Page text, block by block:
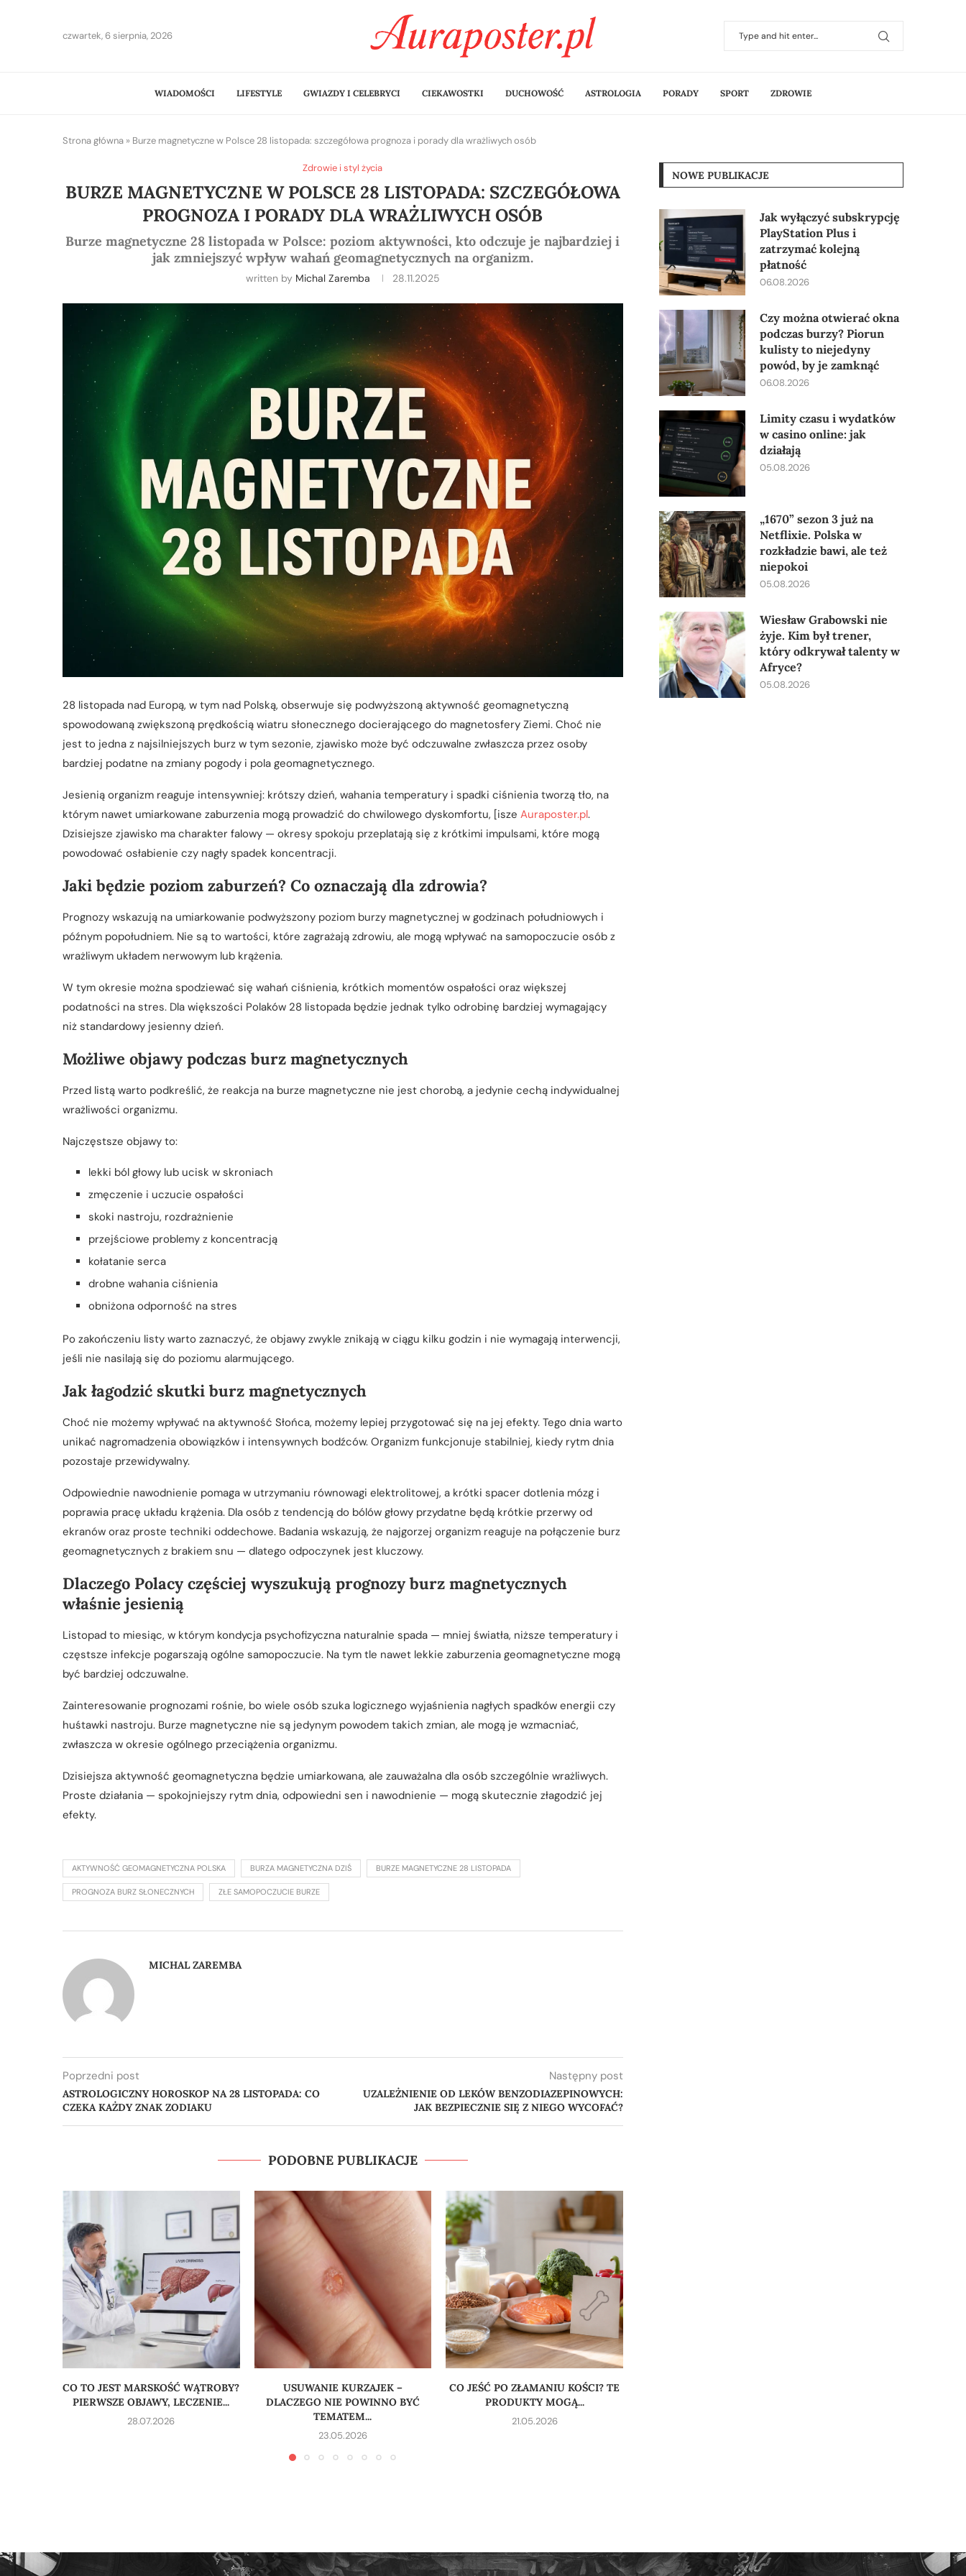
czwartek, 6 sierpnia, 2026
WIADOMOŚCI LIFESTYLE GWIAZDY I CELEBRYCI CIEKAWOSTKI DUCHOWOŚĆ ASTROLOGIA PORADY SPORT ZDROWIE
Strona główna » Burze magnetyczne w Polsce 28 listopada: szczegółowa prognoza i porady dla wrażliwych osób
Zdrowie i styl życia
BURZE MAGNETYCZNE W POLSCE 28 LISTOPADA: SZCZEGÓŁOWA
PROGNOZA I PORADY DLA WRAŻLIWYCH OSÓB
Burze magnetyczne 28 listopada w Polsce: poziom aktywności, kto odczuje je najbardziej i
jak zmniejszyć wpływ wahań geomagnetycznych na organizm.
written by Michal Zaremba 28.11.2025
28 listopada nad Europą, w tym nad Polską, obserwuje się podwyższoną aktywność geomagnetyczną
spowodowaną zwiększoną prędkością wiatru słonecznego docierającego do magnetosfery Ziemi. Choć nie
jest to jedna z najsilniejszych burz w tym sezonie, zjawisko może być odczuwalne zwłaszcza przez osoby
bardziej podatne na zmiany pogody i pola geomagnetycznego.
Jesienią organizm reaguje intensywniej: krótszy dzień, wahania temperatury i spadki ciśnienia tworzą tło, na
którym nawet umiarkowane zaburzenia mogą prowadzić do chwilowego dyskomfortu, [isze Auraposter.pl.
Dzisiejsze zjawisko ma charakter falowy — okresy spokoju przeplatają się z krótkimi impulsami, które mogą
powodować osłabienie czy nagły spadek koncentracji.
Jaki będzie poziom zaburzeń? Co oznaczają dla zdrowia?
Prognozy wskazują na umiarkowanie podwyższony poziom burzy magnetycznej w godzinach południowych i
późnym popołudniem. Nie są to wartości, które zagrażają zdrowiu, ale mogą wpływać na samopoczucie osób z
wrażliwym układem nerwowym lub krążenia.
W tym okresie można spodziewać się wahań ciśnienia, krótkich momentów ospałości oraz większej
podatności na stres. Dla większości Polaków 28 listopada będzie jednak tylko odrobinę bardziej wymagający
niż standardowy jesienny dzień.
Możliwe objawy podczas burz magnetycznych
Przed listą warto podkreślić, że reakcja na burze magnetyczne nie jest chorobą, a jedynie cechą indywidualnej
wrażliwości organizmu.
Najczęstsze objawy to:
lekki ból głowy lub ucisk w skroniach
zmęczenie i uczucie ospałości
skoki nastroju, rozdrażnienie
przejściowe problemy z koncentracją
kołatanie serca
drobne wahania ciśnienia
obniżona odporność na stres
Po zakończeniu listy warto zaznaczyć, że objawy zwykle znikają w ciągu kilku godzin i nie wymagają interwencji,
jeśli nie nasilają się do poziomu alarmującego.
Jak łagodzić skutki burz magnetycznych
Choć nie możemy wpływać na aktywność Słońca, możemy lepiej przygotować się na jej efekty. Tego dnia warto
unikać nagromadzenia obowiązków i intensywnych bodźców. Organizm funkcjonuje stabilniej, kiedy rytm dnia
pozostaje przewidywalny.
Odpowiednie nawodnienie pomaga w utrzymaniu równowagi elektrolitowej, a krótki spacer dotlenia mózg i
poprawia pracę układu krążenia. Dla osób z tendencją do bólów głowy przydatne będą krótkie przerwy od
ekranów oraz proste techniki oddechowe. Badania wskazują, że najgorzej organizm reaguje na połączenie burz
geomagnetycznych z brakiem snu — dlatego odpoczynek jest kluczowy.
Dlaczego Polacy częściej wyszukują prognozy burz magnetycznych
właśnie jesienią
Listopad to miesiąc, w którym kondycja psychofizyczna naturalnie spada — mniej światła, niższe temperatury i
częstsze infekcje pogarszają ogólne samopoczucie. Na tym tle nawet lekkie zaburzenia geomagnetyczne mogą
być bardziej odczuwalne.
Zainteresowanie prognozami rośnie, bo wiele osób szuka logicznego wyjaśnienia nagłych spadków energii czy
huśtawki nastroju. Burze magnetyczne nie są jedynym powodem takich zmian, ale mogą je wzmacniać,
zwłaszcza w okresie ogólnego przeciążenia organizmu.
Dzisiejsza aktywność geomagnetyczna będzie umiarkowana, ale zauważalna dla osób szczególnie wrażliwych.
Proste działania — spokojniejszy rytm dnia, odpowiedni sen i nawodnienie — mogą skutecznie złagodzić jej
efekty.
AKTYWNOŚĆ GEOMAGNETYCZNA POLSKA BURZA MAGNETYCZNA DZIŚ BURZE MAGNETYCZNE 28 LISTOPADA
PROGNOZA BURZ SŁONECZNYCH ZŁE SAMOPOCZUCIE BURZE
MICHAL ZAREMBA
Poprzedni post
ASTROLOGICZNY HOROSKOP NA 28 LISTOPADA: CO
CZEKA KAŻDY ZNAK ZODIAKU
Następny post
UZALEŻNIENIE OD LEKÓW BENZODIAZEPINOWYCH:
JAK BEZPIECZNIE SIĘ Z NIEGO WYCOFAĆ?
PODOBNE PUBLIKACJE
CO TO JEST MARSKOŚĆ WĄTROBY?
PIERWSZE OBJAWY, LECZENIE...
28.07.2026
USUWANIE KURZAJEK –
DLACZEGO NIE POWINNO BYĆ
TEMATEM...
23.05.2026
CO JEŚĆ PO ZŁAMANIU KOŚCI? TE
PRODUKTY MOGĄ...
21.05.2026
NOWE PUBLIKACJE
Jak wyłączyć subskrypcję
PlayStation Plus i
zatrzymać kolejną
płatność
06.08.2026
Czy można otwierać okna
podczas burzy? Piorun
kulisty to niejedyny
powód, by je zamknąć
06.08.2026
Limity czasu i wydatków
w casino online: jak
działają
05.08.2026
„1670” sezon 3 już na
Netflixie. Polska w
rozkładzie bawi, ale też
niepokoi
05.08.2026
Wiesław Grabowski nie
żyje. Kim był trener,
który odkrywał talenty w
Afryce?
05.08.2026